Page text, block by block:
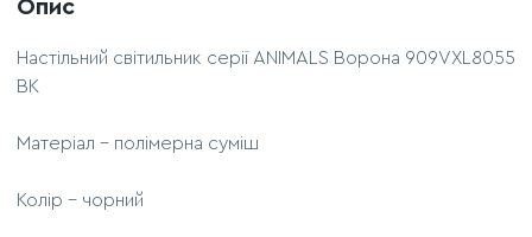
Опис
Настільний світильник серії ANIMALS Ворона 909VXL8055
ВК
Матеріал - полімерна суміш
Колір - чорний